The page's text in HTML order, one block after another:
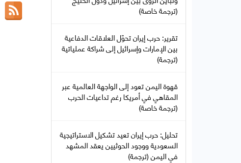
(ترجمة خاصة)
تقرير: حرب إيران تحوّل العلاقات الدفاعية
بين الإمارات وإسرائيل إلى شراكة عملياتية
(ترجمة)
قهوة اليمن تعود إلى الواجهة العالمية عبر
المقاهي في أمريكا رغم تداعيات الحرب
(ترجمة خاصة)
تحليل: حرب إيران تعيد تشكيل الاستراتيجية
السعودية ووجود الحوثيين يعقد المشهد
في اليمن (ترجمة)